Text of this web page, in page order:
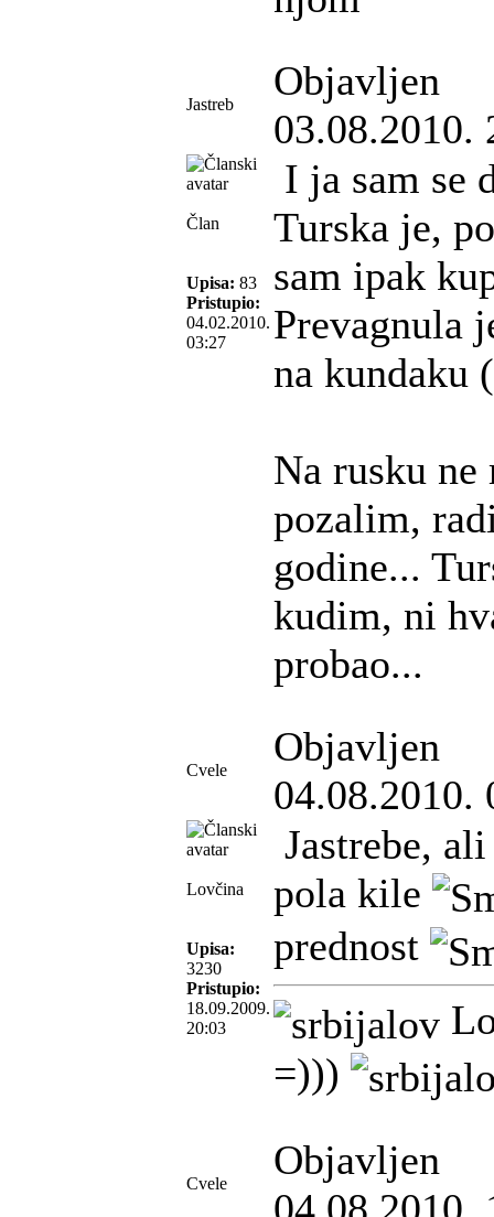
Jastreb
Objavljen
03.08.2010.
Član
Upisa: 83
Pristupio:
04.02.2010.
03:27
I ja sam se
Turska je,
sam ipak
Prevagnula
na kundaku
Na rusku ne
pozalim,
godine...
kudim, ni
probao...
Cvele
Objavljen
04.08.2010.
Lovčina
Upisa:
3230
Pristupio:
18.09.2009.
20:03
Jastrebe,
pola kile
prednost
=)))
Cvele
Objavljen